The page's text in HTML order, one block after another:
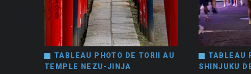
TABLEAU PHOTO DE TORII AU
TEMPLE NEZU-JINJA
TABLEAU
SHINJUKU